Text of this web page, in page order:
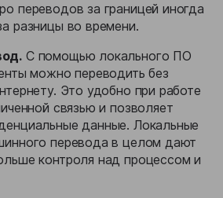
переводов за границей иногда
разницы во времени.
С помощью локального ПО
можно переводить без
Это удобно при работе
связью и позволяет
данные. Локальные
перевода в целом дают
контроля над процессом и